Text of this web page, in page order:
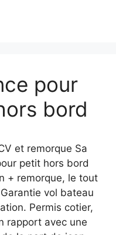
pour
bord
et remorque Sa
petit hors bord
+ remorque, le tout
vol bateau
Permis cotier,
rapport avec une